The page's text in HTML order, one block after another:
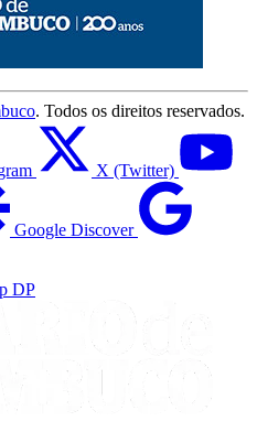
. Todos os direitos reservados.
X (Twitter)
Google Discover
DP